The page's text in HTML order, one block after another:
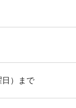
日）まで